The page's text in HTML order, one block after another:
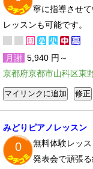
寧に指導させ
レッスンも可能です。
月謝 5,940 円～
京都府京都市山科区東
みどりピアノレッスン
0
無料体験レッス
発表会で頑張